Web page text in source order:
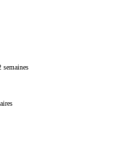
semaines